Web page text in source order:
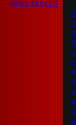
SPECTACLES